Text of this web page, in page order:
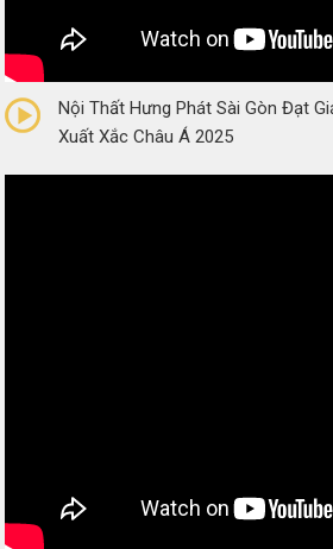
(0 Reviews)
Nội Thất Hưng Phát Sài Gòn Đạt
Xuất Xắc Châu Á 2025
(0 Reviews)